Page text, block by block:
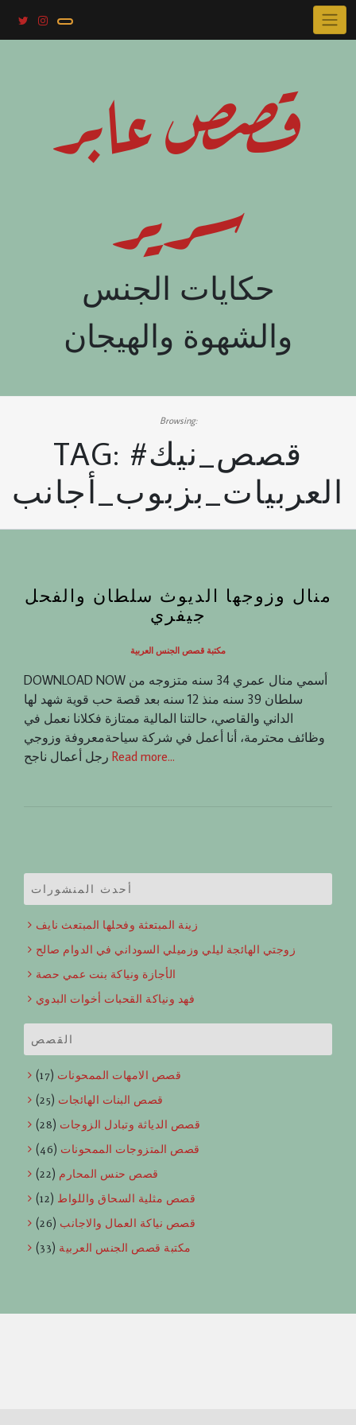
قصص عابر
سرير
حكايات الجنس
والشهوة والهيجان
Browsing:
TAG: #قصص_نيك
العربيات_بزبوب_أجانب
منال وزوجها الديوث سلطان والفحل
جيفري
مكتبة قصص الجنس العربية
DOWNLOAD NOW أسمي منال عمري 34 سنه متزوجه من
سلطان 39 سنه منذ 12 سنه بعد قصة حب قویة شهد لها
الداني والقاصي، حالتنا المالية ممتازة فكلانا نعمل في
وظائف محترمة، أنا أعمل في شركة سياحةمعروفة وزوجي
Read more…
أحدث المنشورات
زينة المبتعثة وفحلها المبتعث نايف
زوجتي الهائجة ليلي وزميلي السوداني في الدوام صالح
الأجازة ونياكة بنت عمي حصة
فهد ونياكة القحبات أخوات البدوي
القصص
قصص الامهات الممحونات (17)
قصص البنات الهائجات (25)
قصص الدياثة وتبادل الزوجات (28)
قصص المتزوجات الممحونات (46)
قصص حنس المحارم (22)
قصص مثلية السحاق واللواط (12)
قصص نياكة العمال والاجانب (26)
مكتبة قصص الجنس العربية (33)